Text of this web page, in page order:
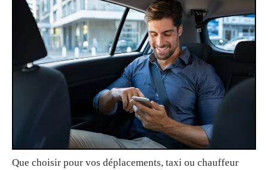
Que choisir pour vos déplacements, taxi ou chauffeur